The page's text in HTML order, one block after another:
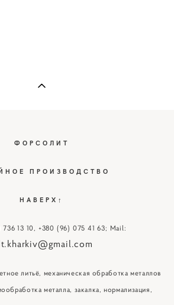
ФОРСОЛИТ
ПРОИЗВОДСТВО
НАВЕРХ↑
13 10, +380 (96) 075 41 63; Mail:
литьё, механическая обработка металлов
металла, закалка, нормализация,